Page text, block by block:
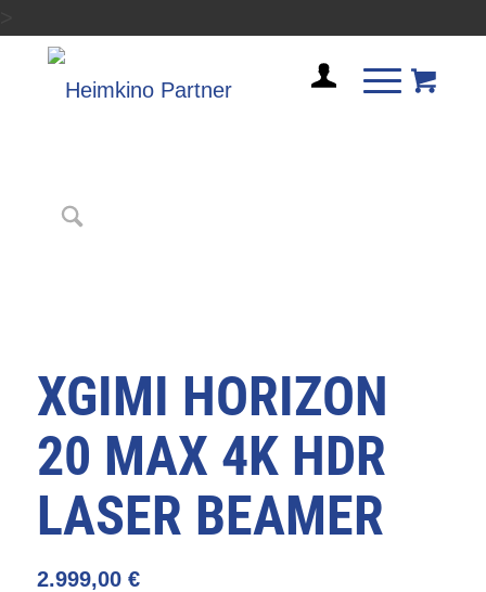
XGIMI HORIZON
20 MAX 4K HDR
LASER BEAMER
2.999,00 €